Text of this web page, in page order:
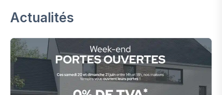
Actualités